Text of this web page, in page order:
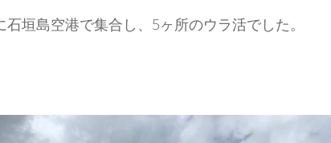
垣島空港で集合し、5ヶ所のウラ活でした。